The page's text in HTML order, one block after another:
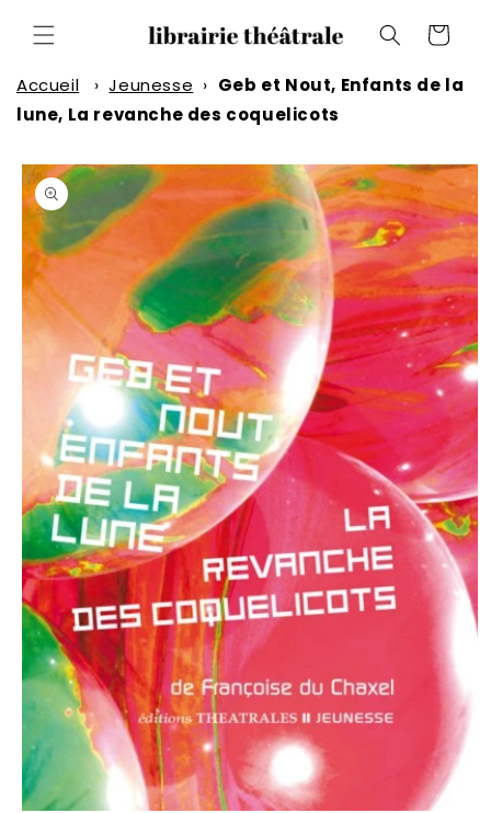
passer
au
Panier
Accueil › Jeunesse › Geb et Nout, Enfants de la
lune, La revanche des coquelicots
Passer aux
informations
produits